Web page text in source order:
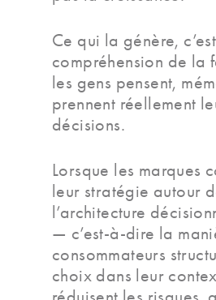
Ce qui la génère,
compréhension de la
les gens pensent,
prennent réellement
décisions.
Lorsque les marques
leur stratégie autour
l’architecture
— c’est-à-dire la
consommateurs
choix dans leur